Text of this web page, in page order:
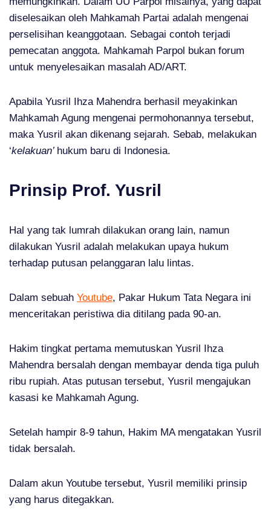
diselesaikan oleh Mahkamah Partai adalah mengenai
perselisihan keanggotaan. Sebagai contoh terjadi
pemecatan anggota. Mahkamah Parpol bukan forum
untuk menyelesaikan masalah AD/ART.
Apabila Yusril Ihza Mahendra berhasil meyakinkan
Mahkamah Agung mengenai permohonannya tersebut,
maka Yusril akan dikenang sejarah. Sebab, melakukan
‘kelakuan’ hukum baru di Indonesia.
Prinsip Prof. Yusril
Hal yang tak lumrah dilakukan orang lain, namun
dilakukan Yusril adalah melakukan upaya hukum
terhadap putusan pelanggaran lalu lintas.
Dalam sebuah Youtube, Pakar Hukum Tata Negara ini
menceritakan peristiwa dia ditilang pada 90-an.
Hakim tingkat pertama memutuskan Yusril Ihza
Mahendra bersalah dengan membayar denda tiga puluh
ribu rupiah. Atas putusan tersebut, Yusril mengajukan
kasasi ke Mahkamah Agung.
Setelah hampir 8-9 tahun, Hakim MA mengatakan Yusril
tidak bersalah.
Dalam akun Youtube tersebut, Yusril memiliki prinsip
yang harus ditegakkan.